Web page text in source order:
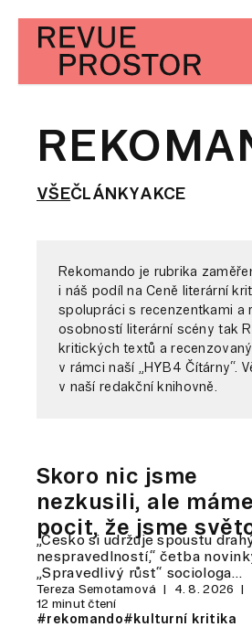
VŠEČLÁNKYAKCE
Rekomando je rubrika
i náš podíl na Ceně literární
spolupráci s recenzentkami a
osobností literární scény tak
kritických textů a
v rámci naší „HYB4 Čítárny“.
v naší redakční knihovně.
Skoro nic jsme
nezkusili, ale máme
pocit, že jsme
„Česko si udržuje spoustu
nespravedlností,“ četba
„Spravedlivý růst“ sociologa…
Tereza Semotamová
4. 8. 2026
12 minut čtení
#rekomando#kulturní kritika